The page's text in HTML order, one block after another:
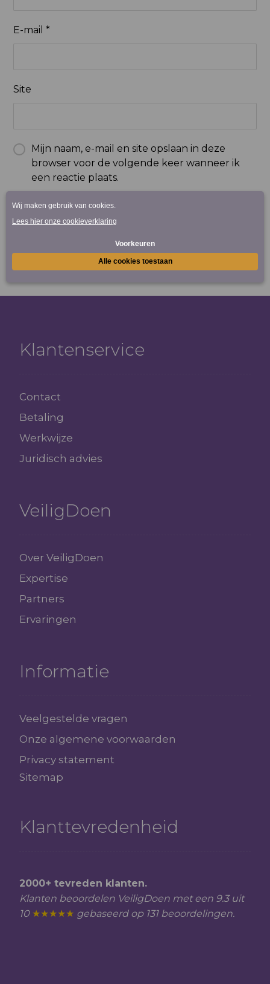
E-mail*
Site
Mijn naam, e-mail en site opslaan in deze
browser voor de volgende keer wanneer ik
een reactie plaats.
Reactie plaatsen
Klantenservice
Contact
Betaling
Werkwijze
Juridisch advies
VeiligDoen
Over VeiligDoen
Expertise
Partners
Ervaringen
Informatie
Veelgestelde vragen
Onze algemene voorwaarden
Privacy statement
Sitemap
Klanttevredenheid
2000+ tevreden klanten.
Klanten beoordelen VeiligDoen met een 9.3 uit
10 ★★★★★ gebaseerd op 131 beoordelingen.